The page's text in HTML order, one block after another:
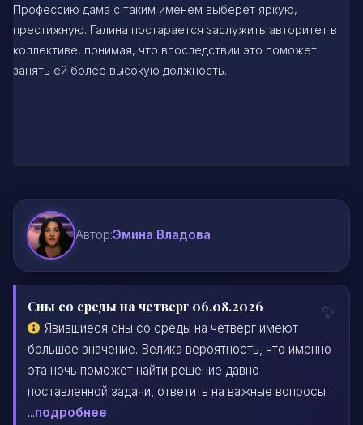
Профессию дама с таким именем выберет яркую,
престижную. Галина постарается заслужить авторитет в
коллективе, понимая, что впоследствии это поможет
занять ей более высокую должность.
Автор:Эмина Владова
Сны со среды на четверг 06.08.2026
Явившиеся сны со среды на четверг имеют
большое значение. Велика вероятность, что именно
эта ночь поможет найти решение давно
поставленной задачи, ответить на важные вопросы.
...подробнее